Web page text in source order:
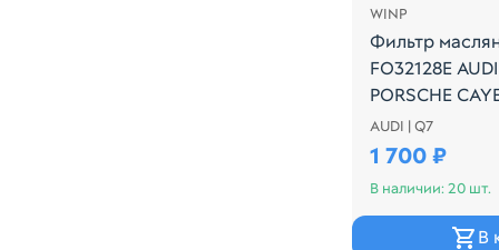
WINP
Фильтр
FO32128E
PORSCHE
AUDI | Q7
1 700 ₽
В наличии: 20 шт.
В